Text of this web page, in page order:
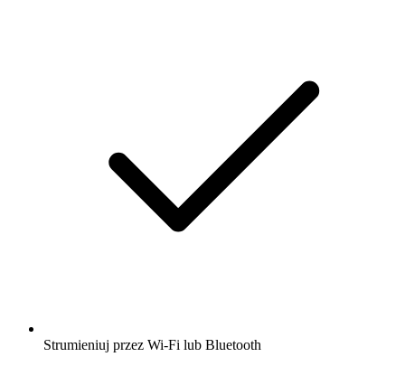
Strumieniuj przez Wi-Fi lub Bluetooth